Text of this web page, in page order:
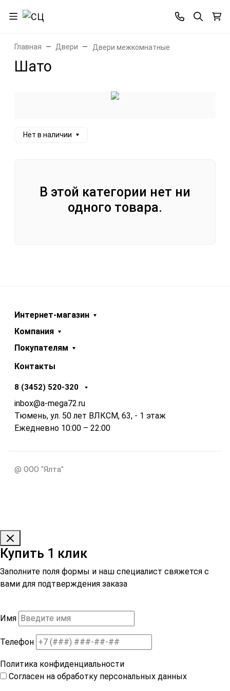
Главная Двери Двери межкомнатные
Шато
Нет в наличии
В этой категории нет ни
одного товара.
Интернет-магазин
Компания
Покупателям
Контакты
8 (3452) 520-320
inbox@a-mega72.ru
Тюмень, ул. 50 лет ВЛКСМ, 63, - 1 этаж
Ежедневно 10:00 – 22:00
@ ООО "Ялта"
Купить 1 клик
Заполните поля формы и наш специалист свяжется с
вами для подтверждения заказа
Имя
Телефон
Политика конфиденциальности
Согласен на обработку персональных данных